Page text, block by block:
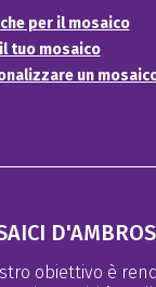
per il mosaico
tuo mosaico
un
obiettivo è